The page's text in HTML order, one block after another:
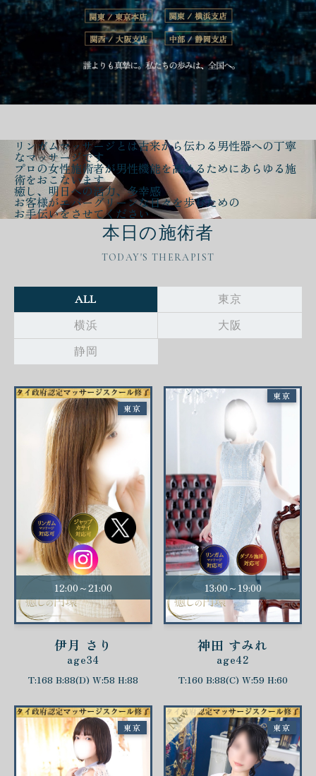
リンガムマッサージとは古来から伝わる男性器への丁寧
なマッサージです
プロの女性施術者が男性機能を高める ためにあらゆる施
術をおこないます
癒し、明日への活力、多幸感
お客様がエバーグリーンな日々を歩むための
お手伝いをさせてください
本日の施術者
TODAY'S THERAPIST
ALL
東京
横浜
大阪
静岡
12:00～21:00
伊月 さり
age34
T:168 B:88(D) W:58 H:88
東京
13:00～19:00
神田 すみれ
age42
T:160 B:88(C) W:59 H:60
東京
東京 東京